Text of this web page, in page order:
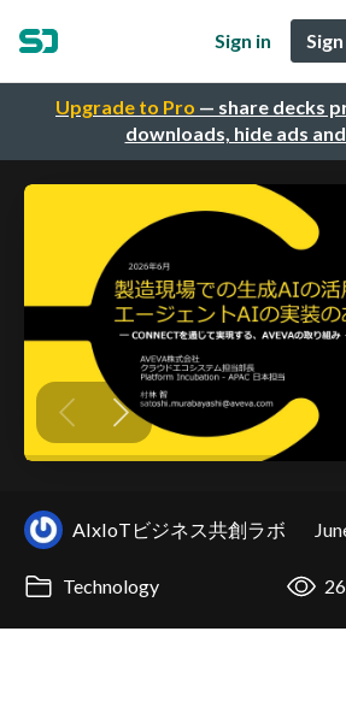
Upgrade to Pro — share decks
downloads, hide ads
Sign in
AIxIoTビジネス共創ラボ
Technology